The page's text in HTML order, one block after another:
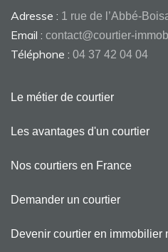
Adresse : 1 rue de l’Abbé-
Email : contact@courtier-
Téléphone : 04 37 42 04 04
Le métier de courtier
Les avantages d'un courtier
Nos courtiers en France
Demander un courtier
Devenir courtier en immobilier